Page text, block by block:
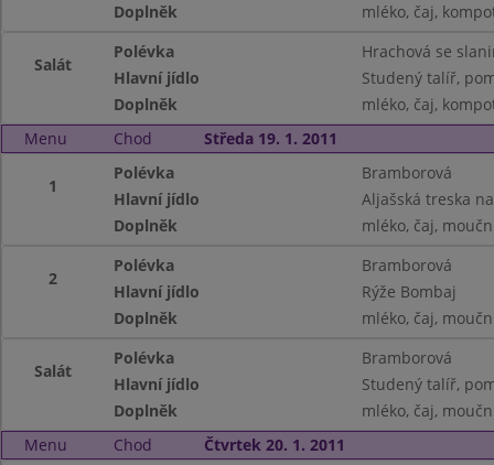
Doplněk
mléko, čaj,
Salát
Polévka
Hrachová se
Hlavní jídlo
Studený talíř,
Doplněk
mléko, čaj,
Menu
Chod Středa 19. 1. 2011
1
Polévka
Bramborová
Hlavní jídlo
Aljašská treska
Doplněk
mléko, čaj,
2
Polévka
Bramborová
Hlavní jídlo
Rýže Bombaj
Doplněk
mléko, čaj,
Salát
Polévka
Bramborová
Hlavní jídlo
Studený talíř,
Doplněk
mléko, čaj,
Menu
Chod Čtvrtek 20. 1. 2011